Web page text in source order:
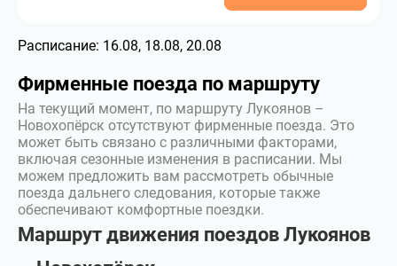
Расписание: 16.08, 18.08, 20.08
Фирменные поезда по маршруту
На текущий момент, по маршруту Лукоянов –
Новохопёрск отсутствуют фирменные поезда. Это
может быть связано с различными факторами,
включая сезонные изменения в расписании. Мы
можем предложить вам рассмотреть обычные
поезда дальнего следования, которые также
обеспечивают комфортные поездки.
Маршрут движения поездов Лукоянов